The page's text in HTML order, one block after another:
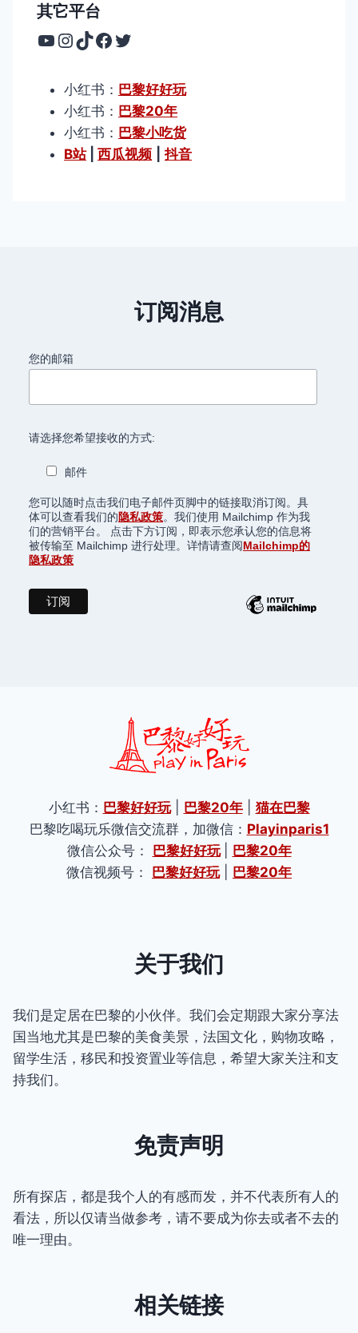
其它平台
YouTube
Instagram
TikTok
Facebook
Twitter
小红书： 巴黎好好玩
小红书： 巴黎20年
小红书： 巴黎小吃货
B站| 西瓜视频 抖音
订阅消息
您的邮箱
请选择您希望接收的方式:
邮件
您可以随时点击我们电子邮件页脚中的链接取消订阅。具
体可以查看我们的隐私政策。我们使用 Mailchimp 作为我
们的营销平台。 点击下方订阅，即表示您承认您的信息将
被传输至 Mailchimp 进行处理。详情请查阅Mailchimp的
隐私政策
小红书： 巴黎好好玩| 巴黎20年| 猫在巴黎
巴黎吃喝玩乐微信交流群，加微信： Playinparis1
微信公众号： 巴黎好好玩
巴黎20年
微信视频号： 巴黎好好玩| 巴黎20年
关于我们
我们是定居在巴黎的小伙伴。我们会定期跟大家分享法
国当地尤其是巴黎的美食美景，法国文化，购物攻略，
留学生活，移民和投资置业等信息，希望大家关注和支
持我们。
免责声明
所有探店，都是我个人的有感而发，并不代表所有人的
看法，所以仅请当做参考，请不要成为你去或者不去的
唯一理由。
相关链接